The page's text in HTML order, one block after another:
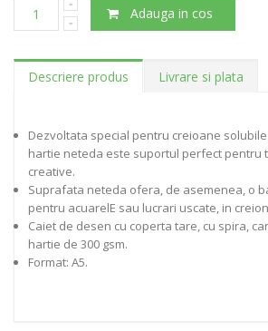
Adauga in cos
Descriere produs Livrare si plata
Dezvoltata special pentru creioane
hartie neteda este suportul perfect pentru
creative.
Suprafata neteda ofera, de asemenea, o
pentru acuarelE sau lucrari uscate, in
Caiet de desen cu coperta tare, cu spira,
hartie de 300 gsm.
Format: A5.